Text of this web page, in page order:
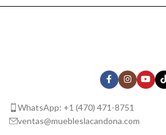
WhatsApp: +1 (470) 471-8751
ventas@muebleslacandona.com